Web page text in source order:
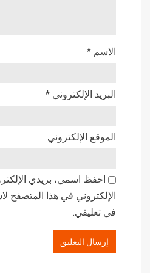
الاسم *
البريد الإلكتروني *
الموقع الإلكتروني
احفظ اسمي، بريدي
الإلكتروني في هذا المتصفح
في تعليقي.